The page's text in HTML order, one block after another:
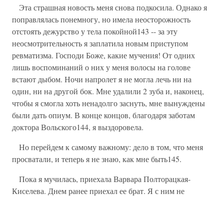
Эта страшная новость меня снова подкосила. Однако я
поправлялась понемногу, но имела неосторожность
отстоять дежурство у тела покойной143 -- за эту
неосмотрительность я заплатила новым приступом
ревматизма. Господи Боже, какие мучения! От одних
лишь воспоминаний о них у меня волосы на голове
встают дыбом. Ночи напролет я не могла лечь ни на
один, ни на другой бок. Мне удалили 2 зуба и, наконец,
чтобы я смогла хоть ненадолго заснуть, мне вынуждены
были дать опиум. В конце концов, благодаря заботам
доктора Вольского144, я выздоровела.
Но перейдем к самому важному: дело в том, что меня
просватали, и теперь я не знаю, как мне быть145.
Пока я мучилась, приехала Варвара Полторацкая-
Киселева. Днем ранее приехал ее брат. Я с ним не